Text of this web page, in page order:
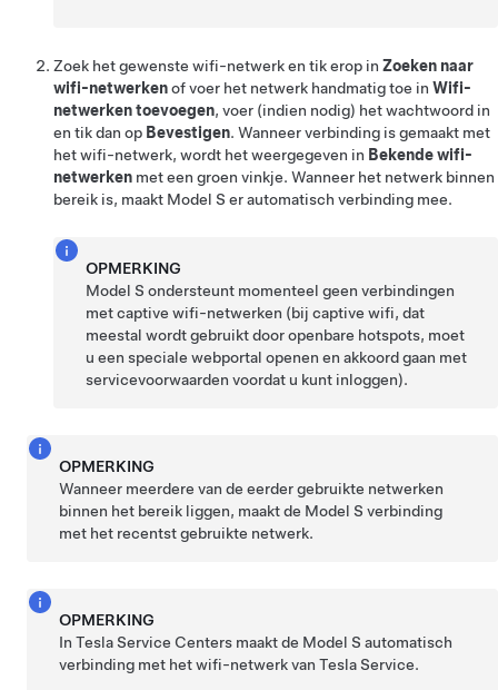
Zoek het gewenste wifi-netwerk en tik erop in Zoeken naar
wifi-netwerkenof voer het netwerk handmatig toe in Wifi-
netwerken toevoegen, voer (indien nodig) het wachtwoord in
en tik dan op Bevestigen. Wanneer verbinding is gemaakt met
het wifi-netwerk, wordt het weergegeven in Bekende wifi-
netwerken met een groen vinkje. Wanneer het netwerk binnen
bereik is, maakt Model S er automatisch verbinding mee.
OPMERKING
Model S ondersteunt momenteel geen verbindingen
met captive wifi-netwerken (bij captive wifi, dat
meestal wordt gebruikt door openbare hotspots, moet
u een speciale webportal openen en akkoord gaan met
servicevoorwaarden voordat u kunt inloggen).
OPMERKING
Wanneer meerdere van de eerder gebruikte netwerken
binnen het bereik liggen, maakt de Model S verbinding
met het recentst gebruikte netwerk.
OPMERKING
In Tesla Service Centers maakt de Model S automatisch
verbinding met het wifi-netwerk van Tesla Service.